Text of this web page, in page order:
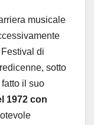
musicale
di
sotto
fatto il suo
1972 con